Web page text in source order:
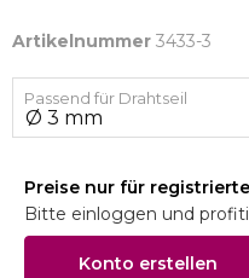
Artikelnummer 3433-3
Passend für Drahtseil
Preise nur für
Bitte einloggen und
Konto erstellen